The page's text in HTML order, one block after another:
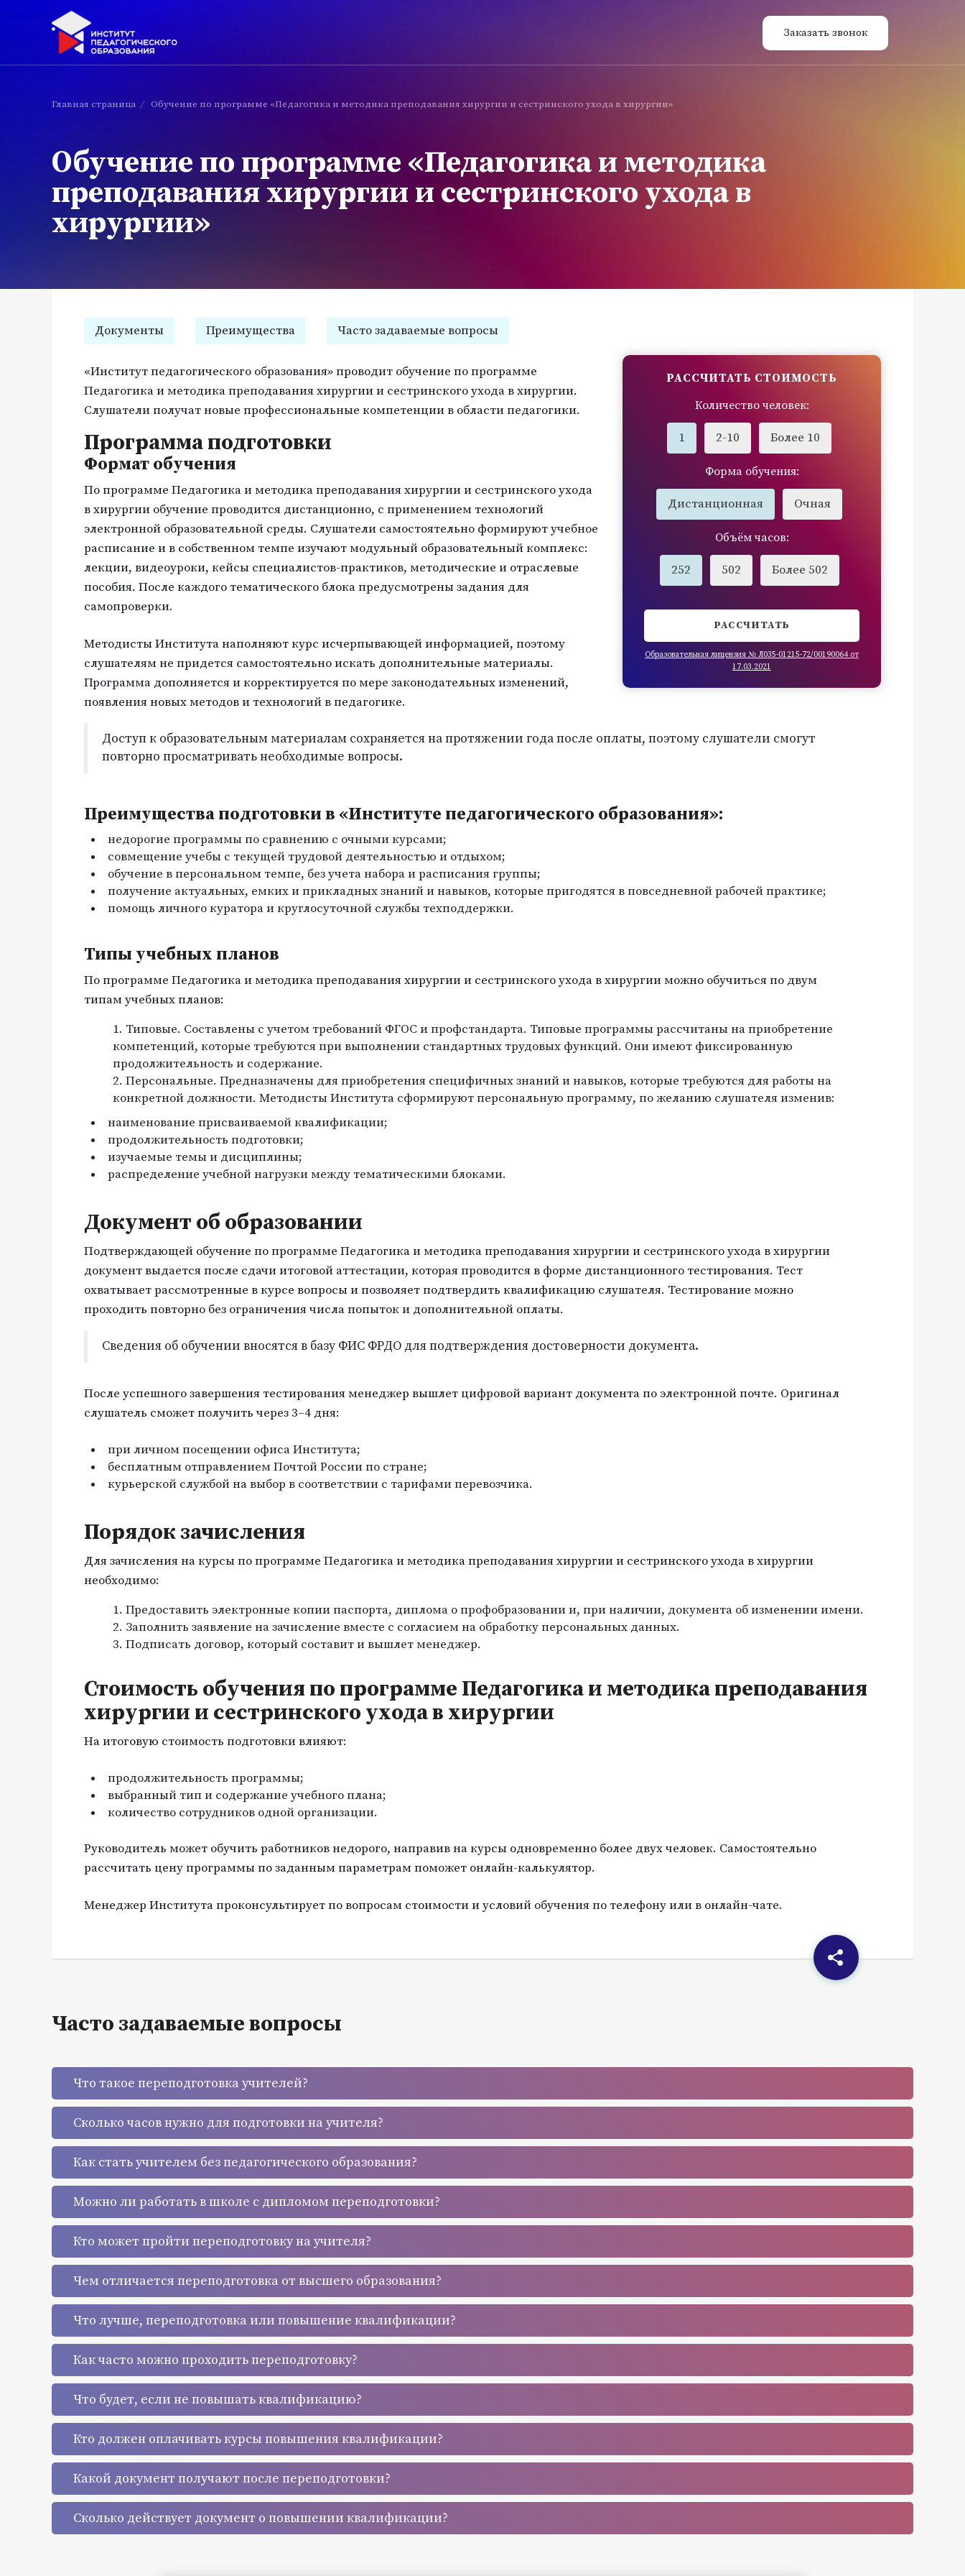
Заказать звонок
Главная страница / Обучение по программе «Педагогика и методика преподавания хирургии и сестринского ухода в хирургии»
Обучение по программе «Педагогика и методика
преподавания хирургии и сестринского ухода в
хирургии»
Документы Преимущества Часто задаваемые вопросы
РАССЧИТАТЬ СТОИМОСТЬ
Количество человек:
1 2-10 Более 10
Форма обучения:
Дистанционная Очная
Объём часов:
252 502 Более 502
РАССЧИТАТЬ
Образовательная лицензия № Л035-01215-72/00190064 от
17.03.2021
«Институт педагогического образования» проводит обучение по программе
Педагогика и методика преподавания хирургии и сестринского ухода в хирургии.
Слушатели получат новые профессиональные компетенции в области педагогики.
Программа подготовки
Формат обучения
По программе Педагогика и методика преподавания хирургии и сестринского ухода
в хирургии обучение проводится дистанционно, с применением технологий
электронной образовательной среды. Слушатели самостоятельно формируют учебное
расписание и в собственном темпе изучают модульный образовательный комплекс:
лекции, видеоуроки, кейсы специалистов-практиков, методические и отраслевые
пособия. После каждого тематического блока предусмотрены задания для
самопроверки.
Методисты Института наполняют курс исчерпывающей информацией, поэтому
слушателям не придется самостоятельно искать дополнительные материалы.
Программа дополняется и корректируется по мере законодательных изменений,
появления новых методов и технологий в педагогике.
Доступ к образовательным материалам сохраняется на протяжении года после оплаты, поэтому слушатели смогут
повторно просматривать необходимые вопросы.
Преимущества подготовки в «Институте педагогического образования»:
недорогие программы по сравнению с очными курсами;
совмещение учебы с текущей трудовой деятельностью и отдыхом;
обучение в персональном темпе, без учета набора и расписания группы;
получение актуальных, емких и прикладных знаний и навыков, которые пригодятся в повседневной рабочей практике;
помощь личного куратора и круглосуточной службы техподдержки.
Типы учебных планов
По программе Педагогика и методика преподавания хирургии и сестринского ухода в хирургии можно обучиться по двум
типам учебных планов:
Типовые. Составлены с учетом требований ФГОС и профстандарта. Типовые программы рассчитаны на приобретение
компетенций, которые требуются при выполнении стандартных трудовых функций. Они имеют фиксированную
продолжительность и содержание.
Персональные. Предназначены для приобретения специфичных знаний и навыков, которые требуются для работы на
конкретной должности. Методисты Института сформируют персональную программу, по желанию слушателя изменив:
наименование присваиваемой квалификации;
продолжительность подготовки;
изучаемые темы и дисциплины;
распределение учебной нагрузки между тематическими блоками.
Документ об образовании
Подтверждающей обучение по программе Педагогика и методика преподавания хирургии и сестринского ухода в хирургии
документ выдается после сдачи итоговой аттестации, которая проводится в форме дистанционного тестирования. Тест
охватывает рассмотренные в курсе вопросы и позволяет подтвердить квалификацию слушателя. Тестирование можно
проходить повторно без ограничения числа попыток и дополнительной оплаты.
Сведения об обучении вносятся в базу ФИС ФРДО для подтверждения достоверности документа.
После успешного завершения тестирования менеджер вышлет цифровой вариант документа по электронной почте. Оригинал
слушатель сможет получить через 3–4 дня:
при личном посещении офиса Института;
бесплатным отправлением Почтой России по стране;
курьерской службой на выбор в соответствии с тарифами перевозчика.
Порядок зачисления
Для зачисления на курсы по программе Педагогика и методика преподавания хирургии и сестринского ухода в хирургии
необходимо:
Предоставить электронные копии паспорта, диплома о профобразовании и, при наличии, документа об изменении имени.
Заполнить заявление на зачисление вместе с согласием на обработку персональных данных.
Подписать договор, который составит и вышлет менеджер.
Стоимость обучения по программе Педагогика и методика преподавания
хирургии и сестринского ухода в хирургии
На итоговую стоимость подготовки влияют:
продолжительность программы;
выбранный тип и содержание учебного плана;
количество сотрудников одной организации.
Руководитель может обучить работников недорого, направив на курсы одновременно более двух человек. Самостоятельно
рассчитать цену программы по заданным параметрам поможет онлайн-калькулятор.
Менеджер Института проконсультирует по вопросам стоимости и условий обучения по телефону или в онлайн-чате.
Часто задаваемые вопросы
Что такое переподготовка учителей?
Сколько часов нужно для подготовки на учителя?
Как стать учителем без педагогического образования?
Можно ли работать в школе с дипломом переподготовки?
Кто может пройти переподготовку на учителя?
Чем отличается переподготовка от высшего образования?
Что лучше, переподготовка или повышение квалификации?
Как часто можно проходить переподготовку?
Что будет, если не повышать квалификацию?
Кто должен оплачивать курсы повышения квалификации?
Какой документ получают после переподготовки?
Сколько действует документ о повышении квалификации?